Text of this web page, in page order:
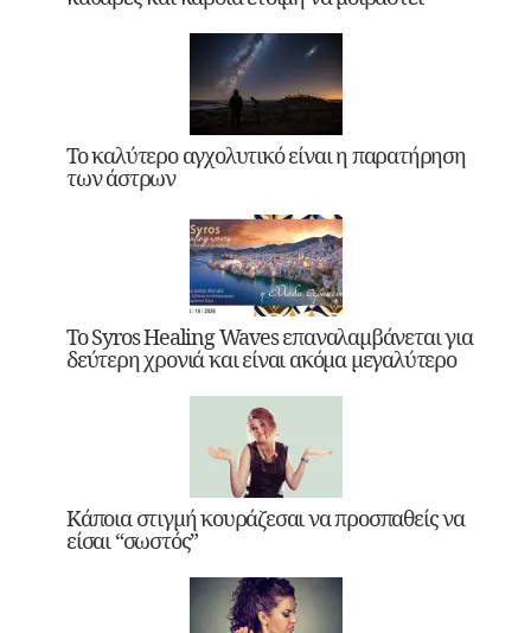
Το καλύτερο αγχολυτικό είναι η παρατήρηση
των άστρων
Το Syros Healing Waves επαναλαμβάνεται για
δεύτερη χρονιά και είναι ακόμα μεγαλύτερο
Κάποια στιγμή κουράζεσαι να προσπαθείς να
είσαι “σωστός”